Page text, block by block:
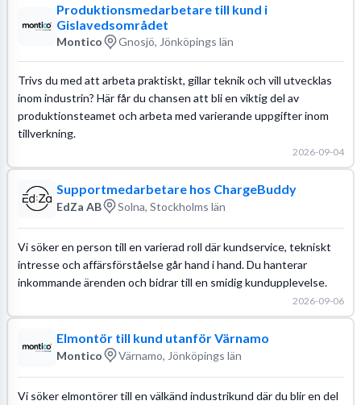
Produktionsmedarbetare till kund i
Gislavedsområdet
Montico Gnosjö, Jönköpings län
Trivs du med att arbeta praktiskt, gillar teknik och vill utvecklas
inom industrin? Här får du chansen att bli en viktig del av
produktionsteamet och arbeta med varierande uppgifter inom
tillverkning.
2026-09-04
Supportmedarbetare hos ChargeBuddy
EdZa AB Solna, Stockholms län
Vi söker en person till en varierad roll där kundservice, tekniskt
intresse och affärsförståelse går hand i hand. Du hanterar
inkommande ärenden och bidrar till en smidig kundupplevelse.
2026-09-06
Elmontör till kund utanför Värnamo
Montico Värnamo, Jönköpings län
Vi söker elmontörer till en välkänd industrikund där du blir en del